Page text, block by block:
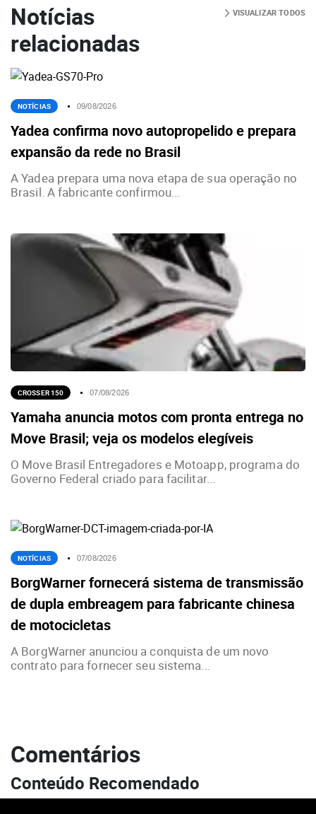
Notícias
relacionadas
VISUALIZAR TODOS
NOTÍCIAS 09/08/2026
Yadea confirma novo autopropelido e prepara
expansão da rede no Brasil
A Yadea prepara uma nova etapa de sua operação no
Brasil. A fabricante confirmou...
CROSSER 150 07/08/2026
Yamaha anuncia motos com pronta entrega no
Move Brasil; veja os modelos elegíveis
O Move Brasil Entregadores e Motoapp, programa do
Governo Federal criado para facilitar...
NOTÍCIAS 07/08/2026
BorgWarner fornecerá sistema de transmissão
de dupla embreagem para fabricante chinesa
de motocicletas
A BorgWarner anunciou a conquista de um novo
contrato para fornecer seu sistema...
Comentários
Conteúdo Recomendado